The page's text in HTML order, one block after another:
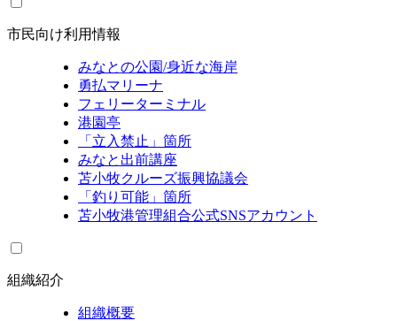
市民向け利用情報
みなとの公園/身近な海岸
勇払マリーナ
フェリーターミナル
港園亭
「立入禁止」箇所
みなと出前講座
苫小牧クルーズ振興協議会
「釣り可能」箇所
苫小牧港管理組合公式SNSアカウント
組織紹介
組織概要